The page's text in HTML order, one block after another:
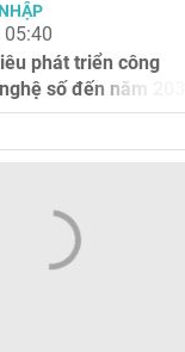
phát triển công
số đến năm 2030